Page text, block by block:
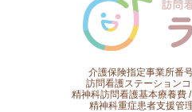
介護保険指定事業所番
訪問看護ステーション
精神科訪問看護基本療養費
精神科重症患者支援管